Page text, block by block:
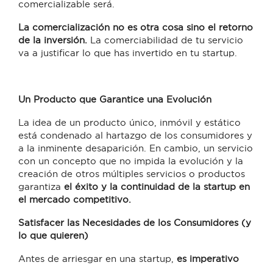
comercializable será.
La comercialización no es otra cosa sino el retorno
de la inversión. La comerciabilidad de tu servicio
va a justificar lo que has invertido en tu startup.
Un Producto que Garantice una Evolución
La idea de un producto único, inmóvil y estático
está condenado al hartazgo de los consumidores y
a la inminente desaparición. En cambio, un servicio
con un concepto que no impida la evolución y la
creación de otros múltiples servicios o productos
garantiza el éxito y la continuidad de la startup en
el mercado competitivo.
Satisfacer las Necesidades de los Consumidores (y
lo que quieren)
Antes de arriesgar en una startup, es imperativo